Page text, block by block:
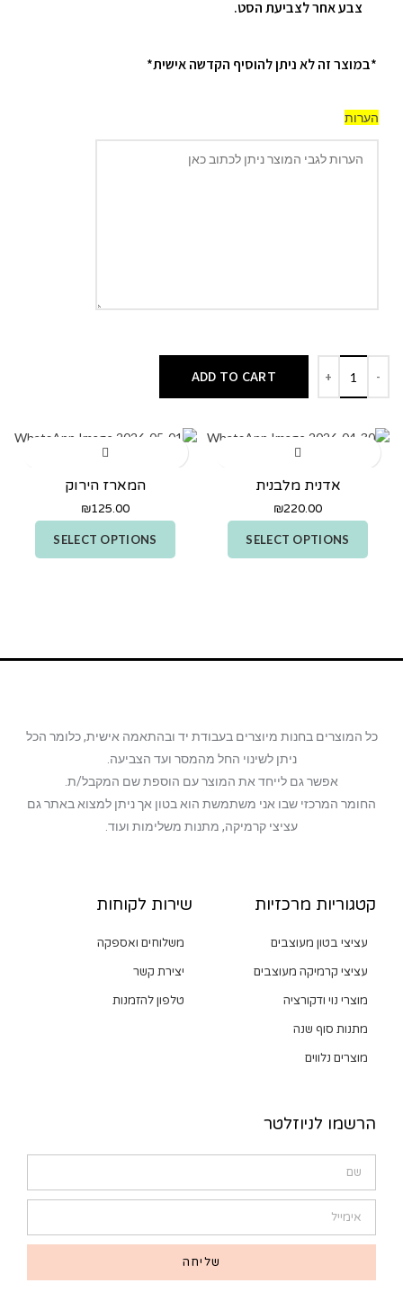
צבע אחר לצביעת הסט.
*במוצר זה לא ניתן להוסיף הקדשה אישית*
הערות
ADD TO CART
אדנית מלבנית
₪220.00
SELECT OPTIONS
המארז הירוק
₪125.00
SELECT OPTIONS
כל המוצרים בחנות מיוצרים בעבודת יד ובהתאמה אישית, כלומר הכל
ניתן לשינוי החל מהמסר ועד הצביעה.
אפשר גם לייחד את המוצר עם הוספת שם המקבל/ת.
החומר המרכזי שבו אני משתמשת הוא בטון אך ניתן למצוא באתר גם
עציצי קרמיקה, מתנות משלימות ועוד.
קטגוריות מרכזיות
עציצי בטון מעוצבים
עציצי קרמיקה מעוצבים
מוצרי נוי ודקורציה
מתנות סוף שנה
מוצרים נלווים
שירות לקוחות
משלוחים ואספקה
יצירת קשר
טלפון להזמנות
הרשמו לניוזלטר
שליחה